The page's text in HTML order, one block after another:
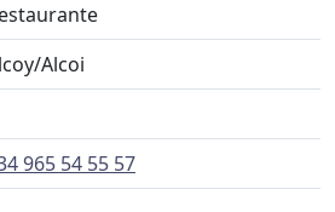
Alcoi
965 54 55 57